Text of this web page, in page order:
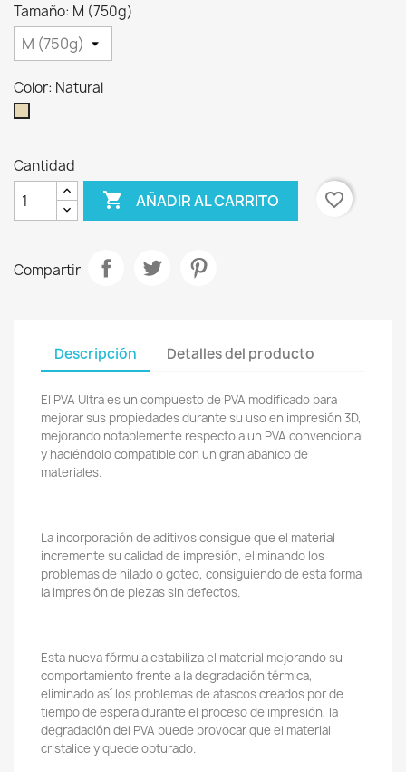
Tamaño: M (750g)
Color: Natural
Cantidad
 AÑADIR AL CARRITO favorite_border
Compartir
Descripción Detalles del producto
El PVA Ultra es un compuesto de PVA modificado para
mejorar sus propiedades durante su uso en impresión 3D,
mejorando notablemente respecto a un PVA convencional
y haciéndolo compatible con un gran abanico de
materiales.
La incorporación de aditivos consigue que el material
incremente su calidad de impresión, eliminando los
problemas de hilado o goteo, consiguiendo de esta forma
la impresión de piezas sin defectos.
Esta nueva fórmula estabiliza el material mejorando su
comportamiento frente a la degradación térmica,
eliminado así los problemas de atascos creados por de
tiempo de espera durante el proceso de impresión, la
degradación del PVA puede provocar que el material
cristalice y quede obturado.